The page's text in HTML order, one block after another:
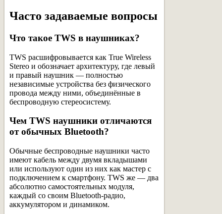
Часто задаваемые вопросы
Что такое TWS в наушниках?
TWS расшифровывается как True Wireless
Stereo и обозначает архитектуру, где левый
и правый наушник — полностью
независимые устройства без физического
провода между ними, объединённые в
беспроводную стереосистему.
Чем TWS наушники отличаются
от обычных Bluetooth?
Обычные беспроводные наушники часто
имеют кабель между двумя вкладышами
или используют один из них как мастер с
подключением к смартфону. TWS же — два
абсолютно самостоятельных модуля,
каждый со своим Bluetooth-радио,
аккумулятором и динамиком.